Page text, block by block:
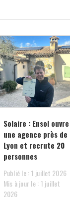
Solaire : Ensol ouvre
une agence près de
Lyon et recrute 20
personnes
Publié le : 1 juillet 2026
Mis à jour le : 1 juillet
2026